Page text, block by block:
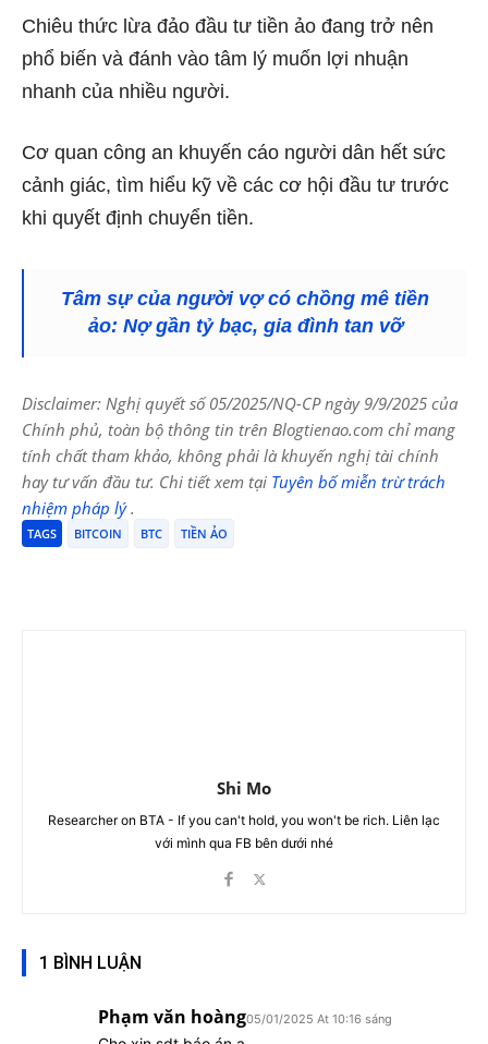
Chiêu thức lừa đảo đầu tư tiền ảo đang trở nên
phổ biến và đánh vào tâm lý muốn lợi nhuận
nhanh của nhiều người.
Cơ quan công an khuyến cáo người dân hết sức
cảnh giác, tìm hiểu kỹ về các cơ hội đầu tư trước
khi quyết định chuyển tiền.
Tâm sự của người vợ có chồng mê tiền
ảo: Nợ gần tỷ bạc, gia đình tan vỡ
Disclaimer: Nghị quyết số 05/2025/NQ-CP ngày 9/9/2025 của
Chính phủ, toàn bộ thông tin trên Blogtienao.com chỉ mang
tính chất tham khảo, không phải là khuyến nghị tài chính
hay tư vấn đầu tư. Chi tiết xem tại Tuyên bố miễn trừ trách
nhiệm pháp lý.
TAGS BITCOIN BTC TIỀN ẢO
Shi Mo
Researcher on BTA - If you can't hold, you won't be rich. Liên lạc
với mình qua FB bên dưới nhé
1 BÌNH LUẬN
Phạm văn hoàng05/01/2025 At 10:16 sáng